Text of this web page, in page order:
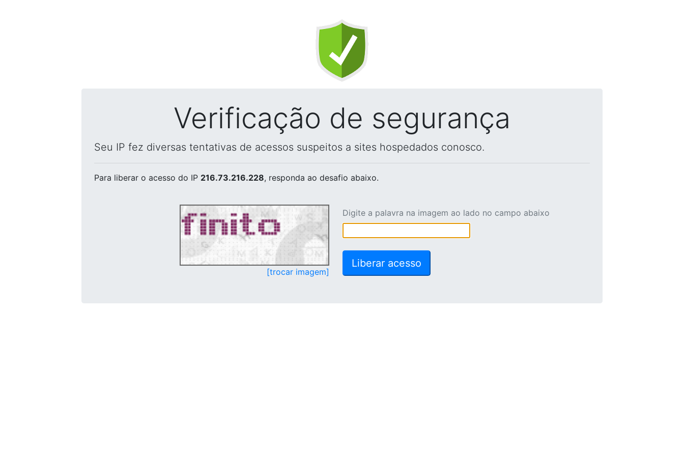
Verificação de segurança
Seu IP fez diversas tentativas de acessos suspeitos a sites hospedados conosco.
Para liberar o acesso do IP 216.73.216.228, responda ao desafio abaixo.
[trocar imagem]
Digite a palavra na imagem ao lado no campo abaixo